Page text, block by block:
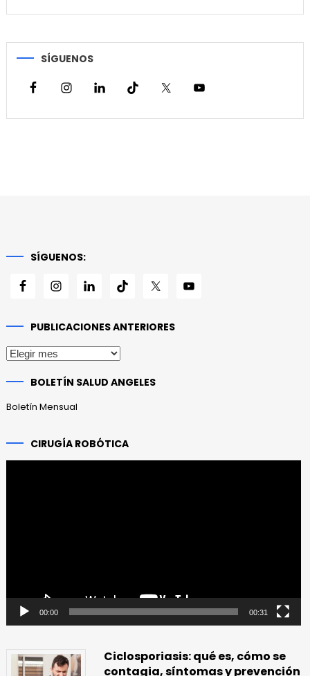
SÍGUENOS
SÍGUENOS:
PUBLICACIONES ANTERIORES
Publicaciones
BOLETÍN SALUD ANGELES
Boletín Mensual
CIRUGÍA ROBÓTICA
00:00 00:31
Ciclosporiasis: qué es, cómo se
contagia, síntomas y prevención